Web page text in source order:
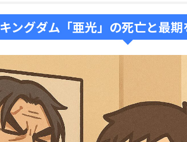
キングダム「亜光」の死亡と最